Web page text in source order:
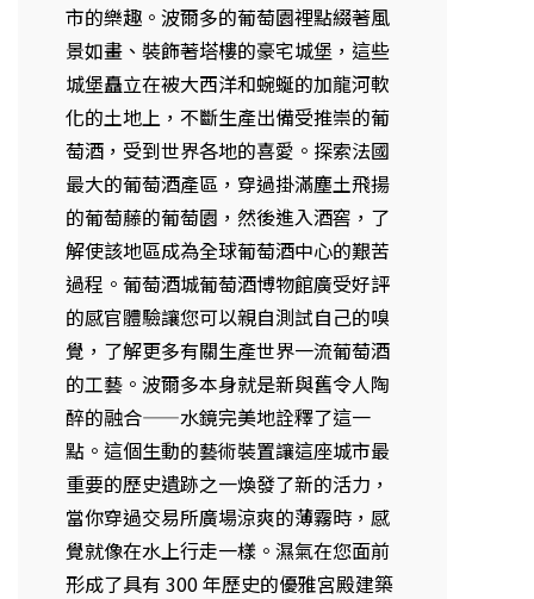
市的樂趣。波爾多的葡萄園裡點綴著風
景如畫、裝飾著塔樓的豪宅城堡，這些
城堡矗立在被大西洋和蜿蜒的加龍河軟
化的土地上，不斷生產出備受推崇的葡
萄酒，受到世界各地的喜愛。探索法國
最大的葡萄酒產區，穿過掛滿塵土飛揚
的葡萄藤的葡萄園，然後進入酒窖，了
解使該地區成為全球葡萄酒中心的艱苦
過程。葡萄酒城葡萄酒博物館廣受好評
的感官體驗讓您可以親自測試自己的嗅
覺，了解更多有關生產世界一流葡萄酒
的工藝。波爾多本身就是新與舊令人陶
醉的融合——水鏡完美地詮釋了這一
點。這個生動的藝術裝置讓這座城市最
重要的歷史遺跡之一煥發了新的活力，
當你穿過交易所廣場涼爽的薄霧時，感
覺就像在水上行走一樣。濕氣在您面前
形成了具有 300 年歷史的優雅宮殿建築